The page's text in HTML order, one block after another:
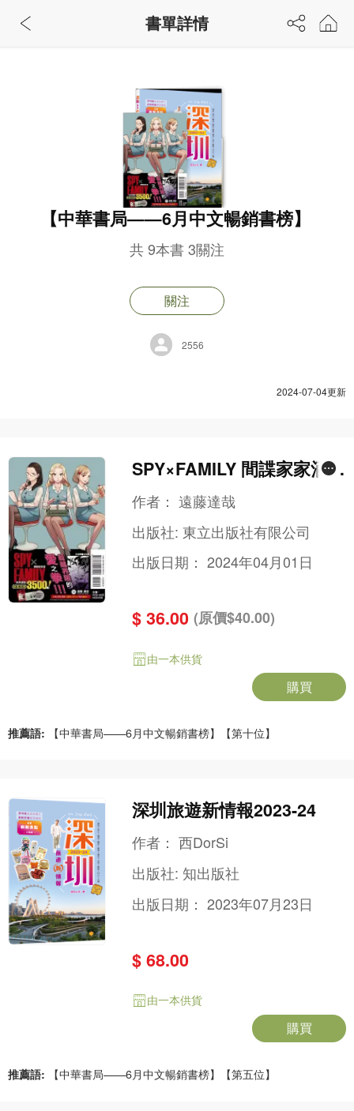
【中華書局——6月中文暢銷書榜】
共9本書 3關注
關注
2556
2024-07-04更新
SPY×FAMILY 間諜家家酒
(13)(漫)(首刷限定版)
作者：遠藤達哉
出版社:東立出版社有限公司
出版日期：2024年04月01日
$ 36.00 (原價$40.00)
由一本供貨
購買
推薦語: 【中華書局——6月中文暢銷書榜】【第十位】
深圳旅遊新情報2023-24
作者：西DorSi
出版社: 知出版社
出版日期：2023年07月23日
$ 68.00
由一本供貨
購買
推薦語: 【中華書局——6月中文暢銷書榜】【第五位】
書單詳情